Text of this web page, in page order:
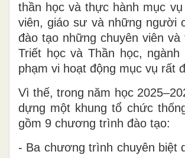
thần học và thực hành mục
viên, giáo sư và những người
đào tạo những chuyên viên
Triết học và Thần học,
phạm vi hoạt động mục vụ rất
Vì thế, trong năm học
dựng một khung tổ chức
gồm 9 chương trình đào tạo:
-­­ Ba chương trình chuyên biệt